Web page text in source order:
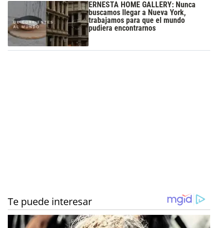
ERNESTA HOME GALLERY: Nunca
buscamos llegar a Nueva York,
trabajamos para que el mundo
pudiera encontrarnos